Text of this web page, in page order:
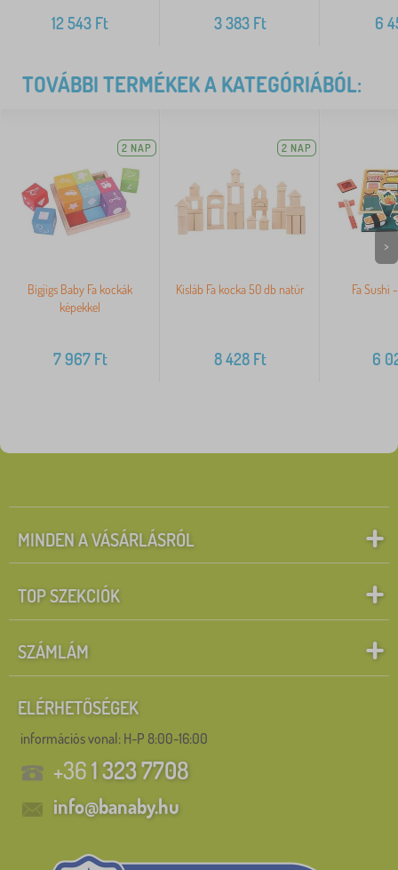
12 543 Ft 3 383Ft 6
TOVÁBBI TERMÉKEK A KATEGÓRIÁBÓL:
2 NAP
Bigjigs Baby Fa kockák
képekkel
7 967Ft
2 NAP
Kisláb Fa kocka 50 db natúr
8 428Ft
Fa Sushi
6
>
MINDEN A VÁSÁRLÁSRÓL
TOP SZEKCIÓK
SZÁMLÁM
ELÉRHETŐSÉGEK
információs vonal: H-P 8:00-16:00
+361 323 7708
info@banaby.hu